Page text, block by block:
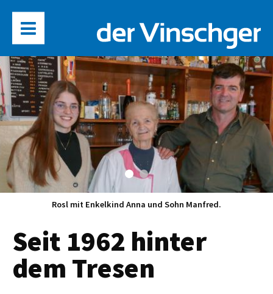
Rosl mit Enkelkind Anna und Sohn Manfred.
Seit 1962 hinter
dem Tresen